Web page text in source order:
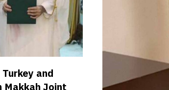
and
Makkah Joint